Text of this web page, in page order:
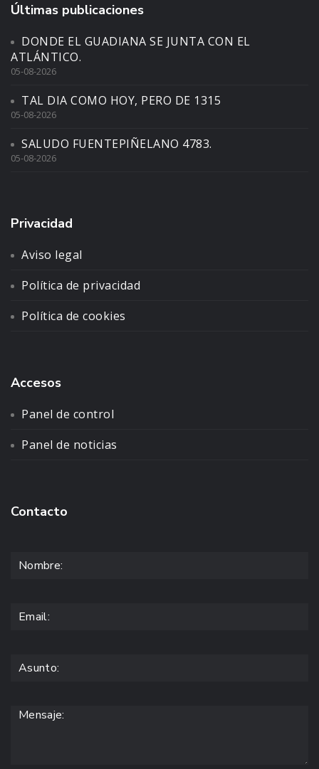
Últimas publicaciones
DONDE EL GUADIANA SE JUNTA CON EL
ATLÁNTICO.
05-08-2026
TAL DIA COMO HOY, PERO DE 1315
05-08-2026
SALUDO FUENTEPIÑELANO 4783.
05-08-2026
Privacidad
Aviso legal
Política de privacidad
Política de cookies
Accesos
Panel de control
Panel de noticias
Contacto